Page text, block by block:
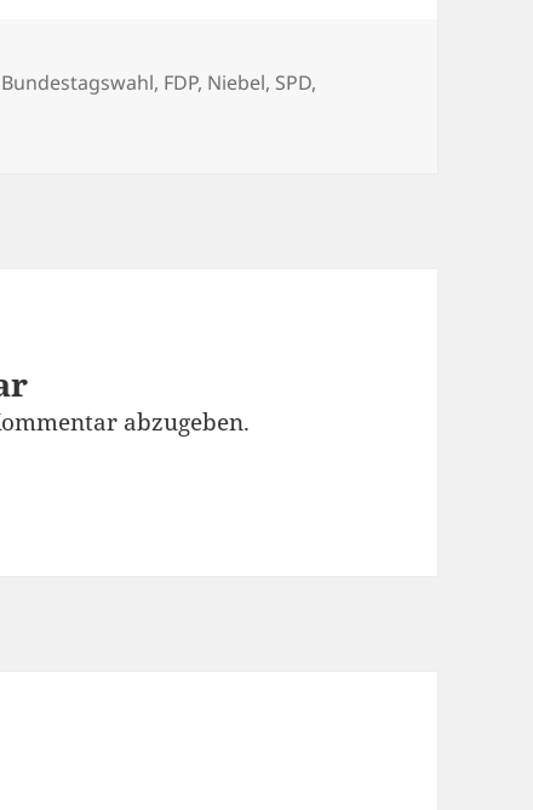
Schlagwörter
Bundestagswahl, FDP, Niebel, SPD,
abzugeben.